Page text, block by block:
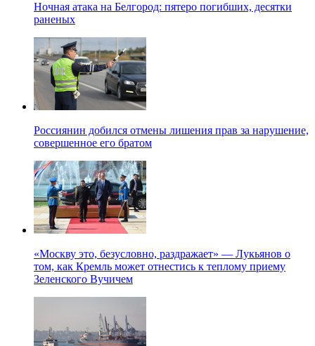
Ночная атака на Белгород: пятеро погибших, десятки
раненых
Россиянин добился отмены лишения прав за нарушение,
совершенное его братом
«Москву это, безусловно, раздражает» — Лукьянов о
том, как Кремль может отнестись к теплому приему
Зеленского Вучичем